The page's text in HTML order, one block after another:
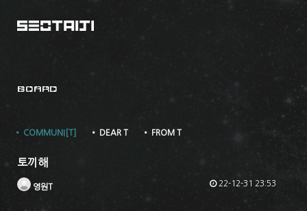
BOARD
• COMMUNI[T] • DEAR T • FROM T
토끼해
영원T 22-12-31 23:53